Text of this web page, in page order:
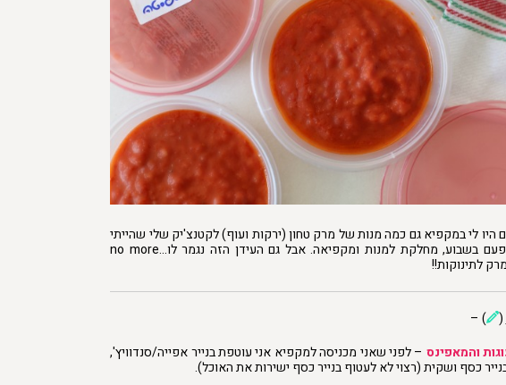
היו לי במקפיא גם כמה מנות של מרק טחון (ירקות ועוף) לקטנצ'יק שלי שהייתי
מכינה פעם בשבוע, מחלקת למנות ומקפיאה. אבל גם העידן הזה נגמר לו…no more
לתינוקות!!
(
) –
והמאפינס – לפני שאני מכניסה למקפיא אני עוטפת בנייר אפייה/סנדוויץ',
כסף ושקית (רצוי לא לעטוף בנייר כסף ישירות את האוכל).